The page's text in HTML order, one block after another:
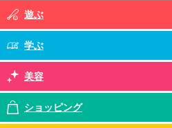
遊ぶ
学ぶ
美容
ショッピング